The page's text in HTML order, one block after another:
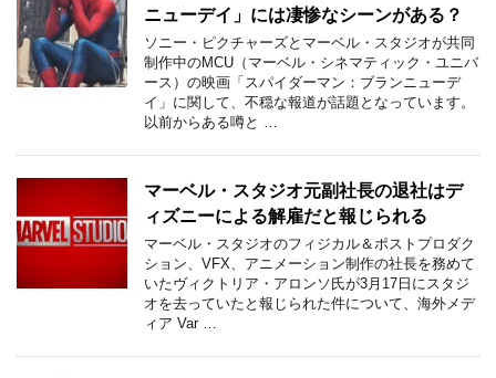
ニューデイ」には凄惨なシーンがある？
ソニー・ピクチャーズとマーベル・スタジオが共同
制作中のMCU（マーベル・シネマティック・ユニバ
ース）の映画「スパイダーマン：ブランニューデ
イ」に関して、不穏な報道が話題となっています。
以前からある噂と …
マーベル・スタジオ元副社長の退社はデ
ィズニーによる解雇だと報じられる
マーベル・スタジオのフィジカル＆ポストプロダク
ション、VFX、アニメーション制作の社長を務めて
いたヴィクトリア・アロンソ氏が3月17日にスタジ
オを去っていたと報じられた件について、海外メデ
ィア Var …